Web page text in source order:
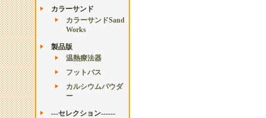
カラーサンド
カラーサンドSand
Works
製品版
温熱療法器
フットバス
カルシウムパウダ
ー
---セレクション------